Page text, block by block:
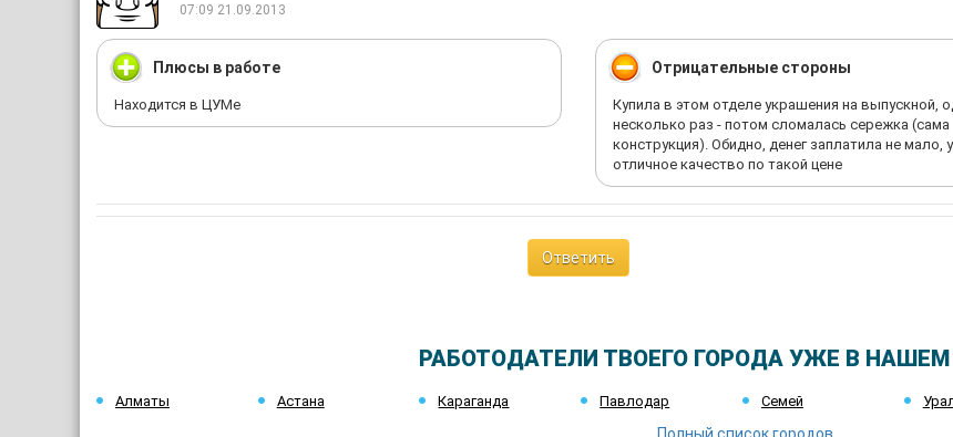
07:09 21.09.2013
Плюсы в работе
Находится в ЦУМе
Отрицательные стороны
Купила в этом отделе украшения на выпускной,
несколько раз - потом сломалась сережка (сама
конструкция). Обидно, денег заплатила не мало,
отличное качество по такой цене
Ответить
РАБОТОДАТЕЛИ ТВОЕГО ГОРОДА УЖЕ В НАШЕМ
Алматы Астана Караганда Павлодар Семей